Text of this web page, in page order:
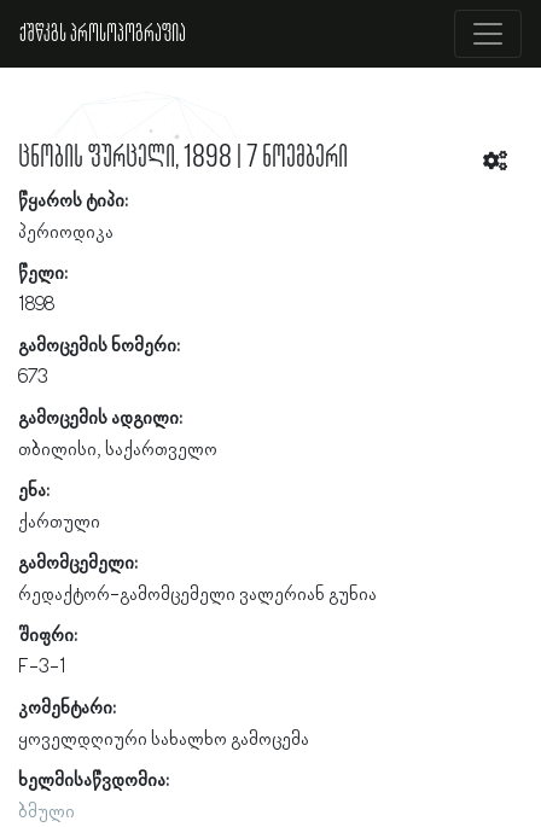
ქშწკგს პროსოპოგრაფია
ცნობის ფურცელი, 1898 | 7 ნოემბერი
წყაროს ტიპი:
პერიოდიკა
წელი:
1898
გამოცემის ნომერი:
673
გამოცემის ადგილი:
თბილისი, საქართველო
ენა:
ქართული
გამომცემელი:
რედაქტორ-გამომცემელი ვალერიან გუნია
შიფრი:
F-3-1
კომენტარი:
ყოველდღიური სახალხო გამოცემა
ხელმისაწვდომია:
ბმული